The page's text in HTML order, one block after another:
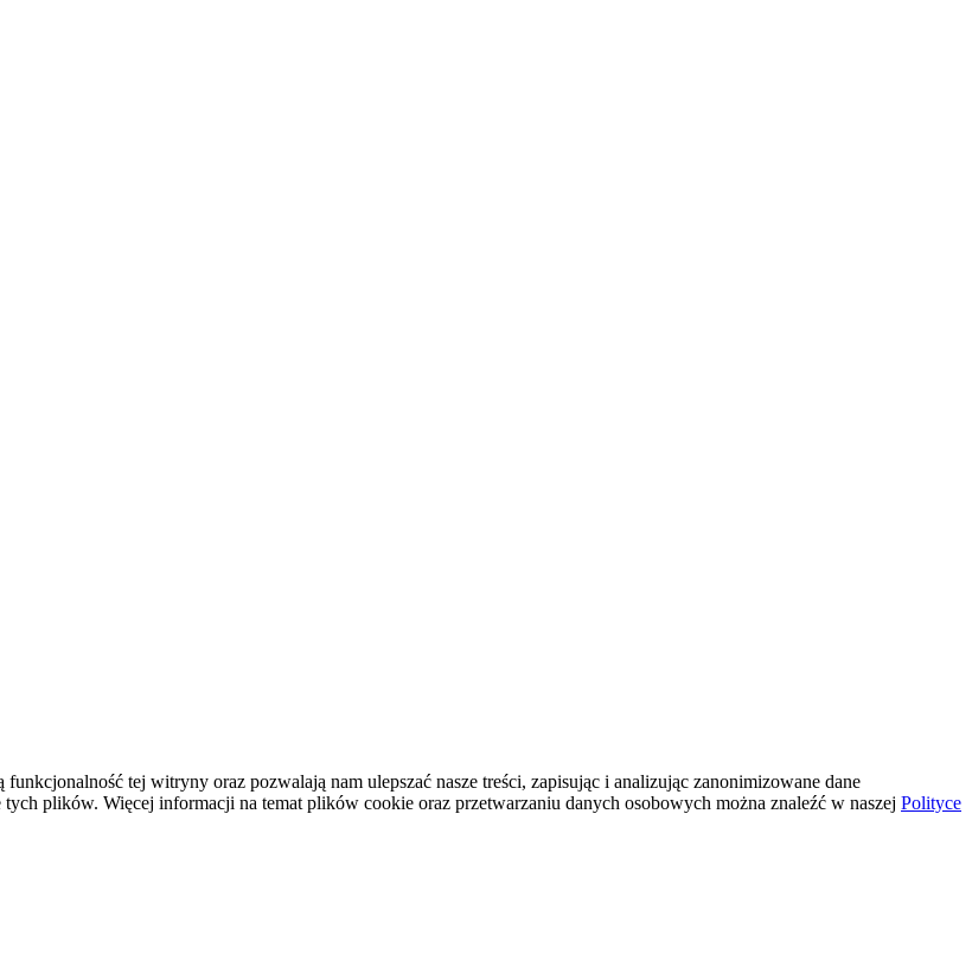
tej witryny oraz pozwalają nam ulepszać nasze treści, zapisując i analizując zanonimizowane dane
plików. Więcej informacji na temat plików cookie oraz przetwarzaniu danych osobowych można znaleźć w naszej Polityce